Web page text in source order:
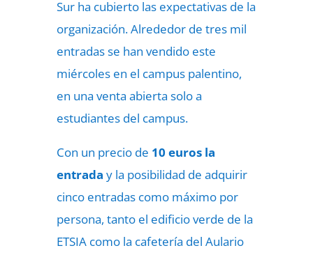
Sur ha cubierto las expectativas de la
organización. Alrededor de tres mil
entradas se han vendido este
miércoles en el campus palentino,
en una venta abierta solo a
estudiantes del campus.
Con un precio de 10 euros la
entrada y la posibilidad de adquirir
cinco entradas como máximo por
persona, tanto el edificio verde de la
ETSIA como la cafetería del Aulario